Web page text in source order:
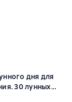
11 оценок
дня для
30 лунных
года